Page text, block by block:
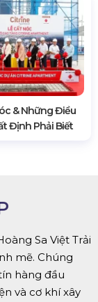
& Những Điều
Định Phải Biết
Sa Việt Trải
mẽ. Chúng
hàng đầu
và cơ khí xây